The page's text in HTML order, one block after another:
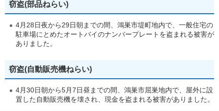
窃盗(部品ねらい)
4月28日夜から29日朝までの間、鴻巣市堤町地内で、一般住宅の
駐車場にとめたオートバイのナンバープレートを盗まれる被害が
ありました。
窃盗(自動販売機ねらい)
4月30日朝から5月7日昼までの間、鴻巣市屈巣地内で、屋外に設
置した自動販売機を壊され、現金を盗まれる被害がありました。